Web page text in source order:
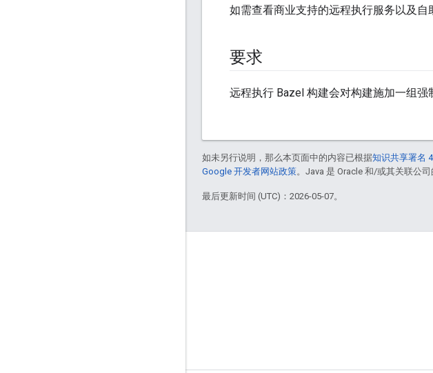
如需查看商业支持的远程执行服务以及自
要求
远程执行 Bazel 构建会对构建施加一组
如未另行说明，那么本页面中的内容已根据知识共享署名
Google 开发者网站政策。Java 是 Oracle 和/或其关联公司
最后更新时间 (UTC)：2026-05-07。